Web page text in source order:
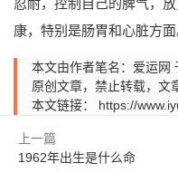
忍耐，控制自己的脾气，
康，特别是肠胃和心脏方面
本文由作者笔名：爱运网
原创文章，禁止转载，文
本文链接： https://
上一篇
1962年出生是什么命